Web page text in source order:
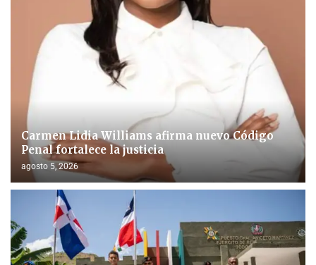
Carmen Lidia Williams afirma nuevo Código
Penal fortalece la justicia
agosto 5, 2026